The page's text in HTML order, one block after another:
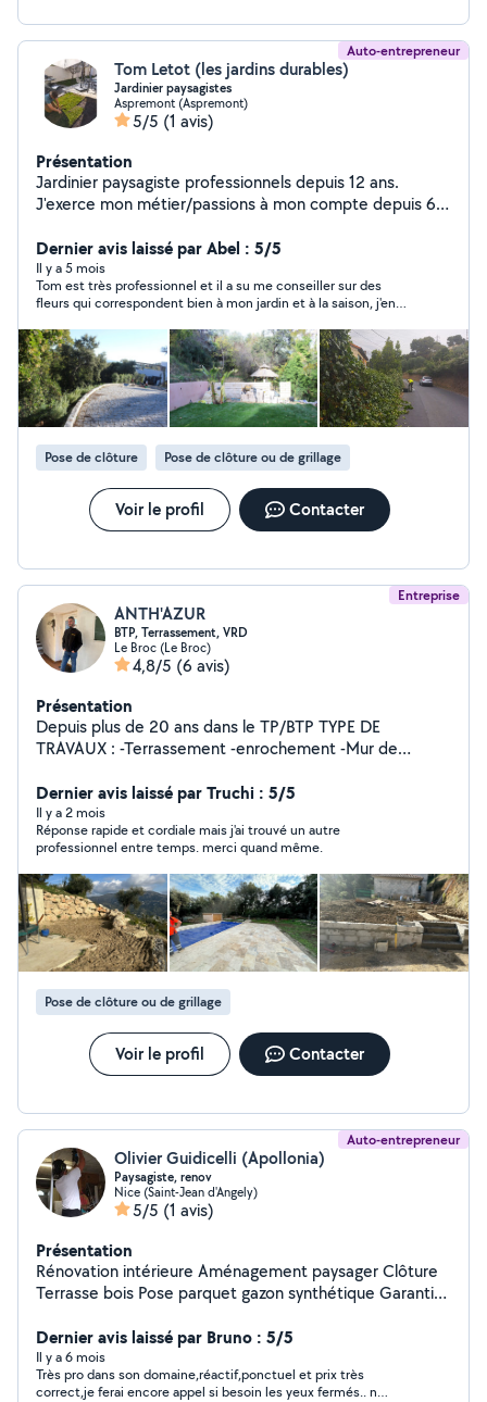
Auto-entrepreneur
Tom Letot (les jardins durables)
Jardinier paysagistes
Aspremont (Aspremont)
5/5 (1 avis)
Présentation
Jardinier paysagiste professionnels depuis 12 ans.
J'exerce mon métier/passions à mon compte depuis 6
forme en continue autour des : Plantes bio-indicatrices/
taille fruitières / Compréhension du sol / Créations de
potager / Pépiniériste végétal local/ Bassins / Maitre
composteur etc.. Équipé pour touts types de
prestations, je réalise: Entretiens de jardins Remise de
état Travaux de clôture Design et conseils Travaux de
maçonnerie Pose d'arrosage automatique Créations de
jardin comestible ( Potager,verger,maraîchage)
Réalisation de travaux d'ebenisterie ( jardinière, terrasse
etc..) Je met en avant mes savoir faire autour du vivant,
afin de réaliser des prestations les plus adéquates avec
l'environnement ( Respect du végétal, plantations
adapté, traitement naturels) Site internet :
lesjardinsdurables Ensemble nous trouverons une
Dernier avis laissé par Abel : 5/5
Il y a 5 mois
Tom est très professionnel et il a su me conseiller sur des
fleurs qui correspondent bien à mon jardin et à la saison, j'en
Pose de clôture Pose de clôture ou de grillage
Voir le profil Contacter
Entreprise
ANTH'AZUR
BTP, Terrassement, VRD
Le Broc (Le Broc)
4,8/5 (6 avis)
Présentation
Depuis plus de 20 ans dans le TP/BTP TYPE DE
TRAVAUX : -Terrassement -enrochement -Mur de
tout aménagement extérieur -Goudronnage -
Nivellement décaissement et évacuation des terres
Place de parking Mise en place de grillages TRAVAUX À
LA PERFECTION Devis Gratuit Travail fait dans les
temps
Dernier avis laissé par Truchi : 5/5
Il y a 2 mois
Réponse rapide et cordiale mais j'ai trouvé un autre
professionnel entre temps. merci quand même.
Pose de clôture ou de grillage
Voir le profil Contacter
Auto-entrepreneur
Olivier Guidicelli (Apollonia)
Paysagiste, renov
Nice (Saint-Jean d'Angely)
5/5 (1 avis)
Présentation
Rénovation intérieure Aménagement paysager Clôture
Terrasse bois Pose parquet gazon synthétique Garantie
Dernier avis laissé par Bruno : 5/5
Il y a 6 mois
Très pro dans son domaine,réactif,ponctuel et prix très
correct,je ferai encore appel si besoin les yeux fermés.. n